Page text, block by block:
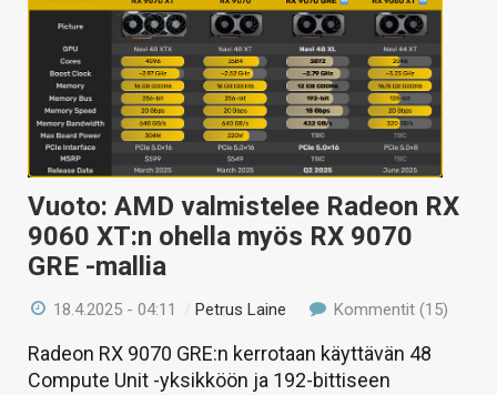
Vuoto: AMD valmistelee Radeon RX
9060 XT:n ohella myös RX 9070
GRE -mallia
18.4.2025 - 04:11 / Petrus Laine Kommentit (15)
Radeon RX 9070 GRE:n kerrotaan käyttävän 48
Compute Unit -yksikköön ja 192-bittiseen